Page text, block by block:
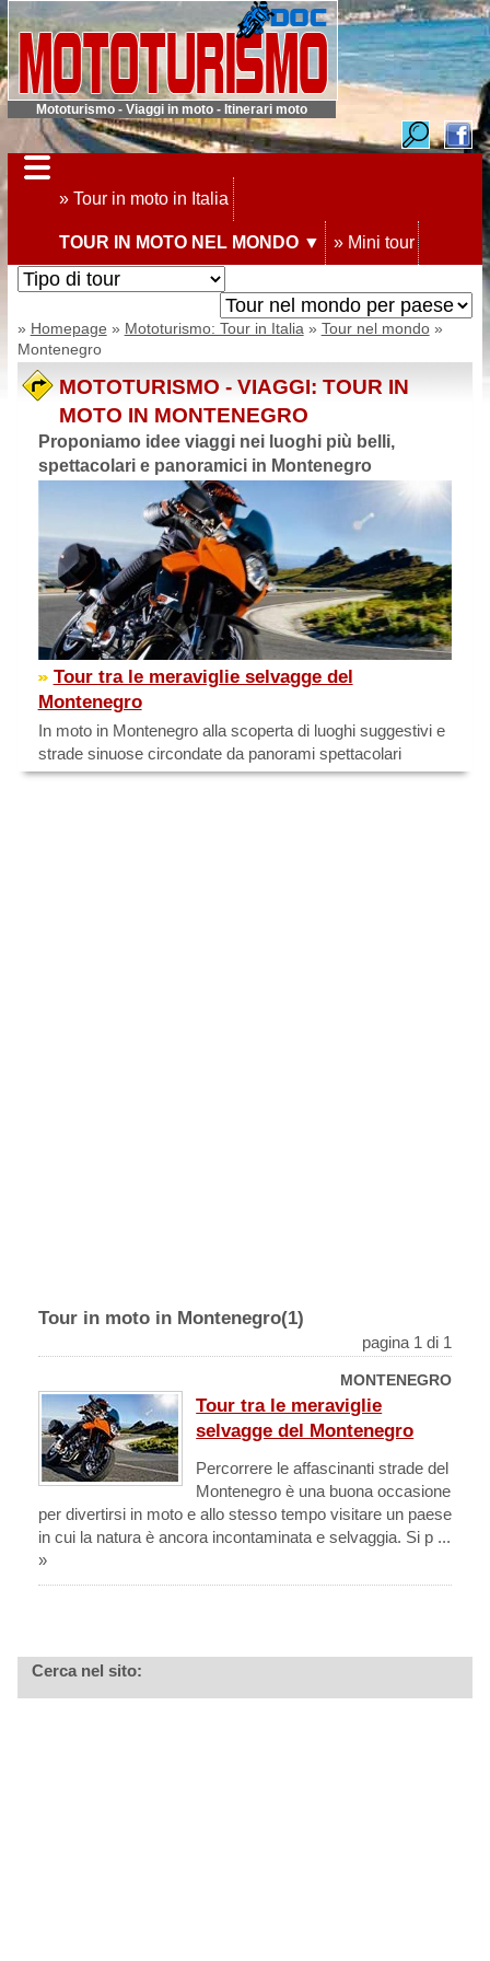
Mototurismo - Viaggi in moto - Itinerari moto
» Tour in moto in Italia
TOUR IN MOTO NEL MONDO ▼ » Mini tour
» Homepage » Mototurismo: Tour in Italia » Tour nel mondo»
Montenegro
MOTOTURISMO - VIAGGI: TOUR IN
MOTO IN MONTENEGRO
Proponiamo idee viaggi nei luoghi più belli,
spettacolari e panoramici in Montenegro
Tour tra le meraviglie selvagge del
Montenegro
In moto in Montenegro alla scoperta di luoghi suggestivi e
strade sinuose circondate da panorami spettacolari
Tour in moto in Montenegro(1)
pagina 1 di 1
MONTENEGRO
Tour tra le meraviglie
selvagge del Montenegro
Percorrere le affascinanti strade del
Montenegro è una buona occasione
per divertirsi in moto e allo stesso tempo visitare un paese
in cui la natura è ancora incontaminata e selvaggia. Si p ...
»
Cerca nel sito: